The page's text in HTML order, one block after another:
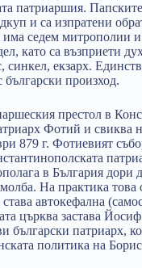
патриаршия.
и са изпратени
има седем митрополии и
като са възприети
синкел, екзарх.
български произход.
престол в
Фотий и свиква
879 г. Фотиевият
в България дори
На практика това
автокефална
църква застава
български патриарх,
политика на